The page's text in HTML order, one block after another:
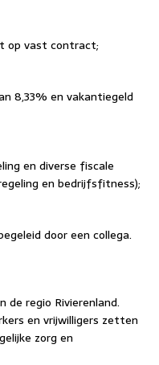
op vast contract;
8,33% en vakantiegeld
en diverse fiscale
en bedrijfsfitness);
door een collega.
de regio Rivierenland.
en vrijwilligers zetten
zorg en